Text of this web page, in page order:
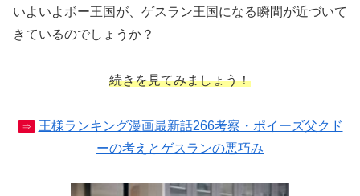
いよいよボー王国が、ゲスラン王国になる瞬間が近づいて
きているのでしょうか？
続きを見てみましょう！
⇒
王様ランキング漫画最新話266考察・ポイーズ父クド
ーの考えとゲスランの悪巧み